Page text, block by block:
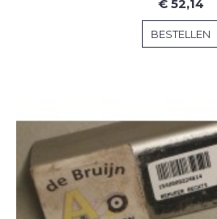
€ 52,14
BESTELLEN